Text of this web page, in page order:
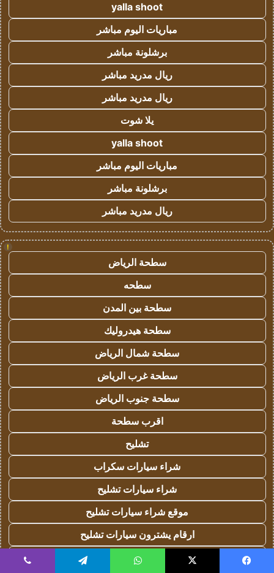
yalla shoot
مباريات اليوم مباشر
برشلونة مباشر
ريال مدريد مباشر
ريال مدريد مباشر
يلا شوت
yalla shoot
مباريات اليوم مباشر
برشلونة مباشر
ريال مدريد مباشر
!
سطحة الرياض
سطحه
سطحة بين المدن
سطحة هيدروليك
سطحة شمال الرياض
سطحة غرب الرياض
سطحة جنوب الرياض
اقرب سطحة
تشليح
شراء سيارات سكراب
شراء سيارات تشليح
موقع شراء سيارات تشليح
ارقام يشترون سيارات تشليح
شراء سيارات مصدومة